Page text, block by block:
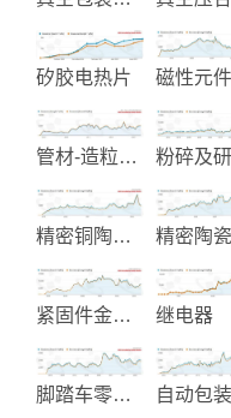
矽胶电热片
管材-造粒-塑木制造与整厂设备
精密铜陶瓷阀芯
紧固件金属零件加工 继电器
脚踏车零配件